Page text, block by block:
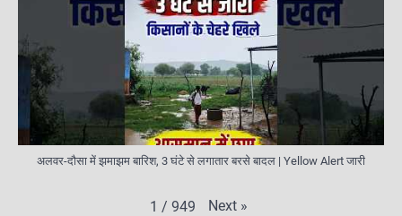
अलवर-दौसा में झमाझम बारिश, 3 घंटे से लगातार बरसे बादल | Yellow Alert जारी
1 / 949 Next »